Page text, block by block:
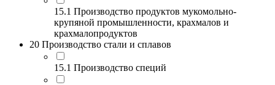
15.1 Производство продуктов мукомольно-
крупяной промышленности, крахмалов и
крахмалопродуктов
20 Производство стали и сплавов
15.1 Производство специй